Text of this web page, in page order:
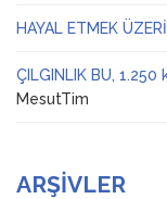
HAYAL ETMEK
ÇILGINLIK BU, 1.250
MesutTim
ARŞIVLER